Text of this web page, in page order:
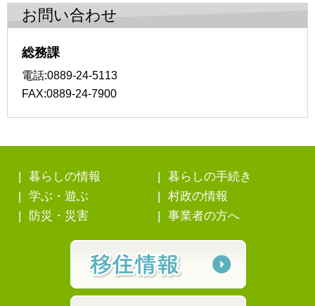
お問い合わせ
総務課
電話:0889-24-5113
FAX:0889-24-7900
暮らしの情報
暮らしの手続き
学ぶ・遊ぶ
村政の情報
防災・災害
事業者の方へ